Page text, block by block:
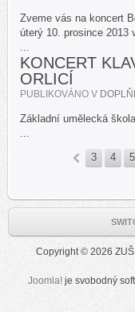
Zveme vás na koncert
úterý 10. prosince 2013
...
KONCERT
ORLICÍ
PUBLIKOVÁNO V
Základní umělecká
...
«
3 4 5
Copyright © 2026
Joomla!je svobodný